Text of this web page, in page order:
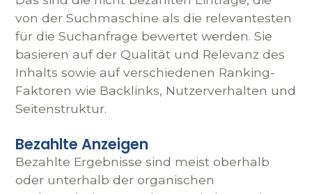
von der Suchmaschine als die relevantesten
für die Suchanfrage bewertet werden. Sie
basieren auf der Qualität und Relevanz des
Inhalts sowie auf verschiedenen Ranking-
Faktoren wie Backlinks, Nutzerverhalten und
Seitenstruktur.
Bezahlte Anzeigen
Bezahlte Ergebnisse sind meist oberhalb
oder unterhalb der organischen